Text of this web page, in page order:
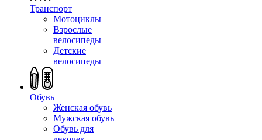
Транспорт
Мотоциклы
Взрослые
велосипеды
Детские
велосипеды
Обувь
Женская обувь
Мужская обувь
Обувь для